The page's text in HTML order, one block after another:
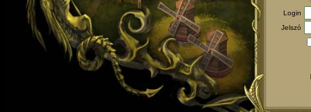
Login
Jelszó